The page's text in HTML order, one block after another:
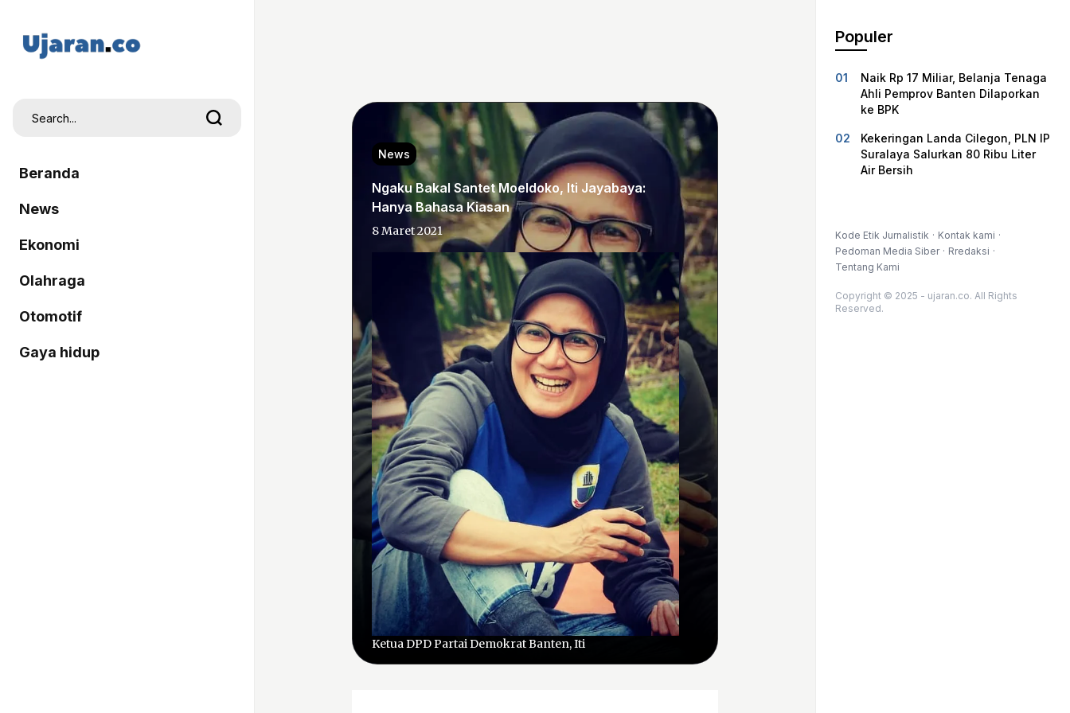
Beranda
News
Ekonomi
Olahraga
Otomotif
Gaya hidup
News
Ngaku Bakal Santet Moeldoko, Iti Jayabaya:
Hanya Bahasa Kiasan
8 Maret 2021
Ketua DPD Partai Demokrat Banten, Iti
Populer
Naik Rp 17 Miliar, Belanja Tenaga
Ahli Pemprov Banten Dilaporkan
ke BPK
Kekeringan Landa Cilegon, PLN IP
Suralaya Salurkan 80 Ribu Liter
Air Bersih
Kode Etik Jurnalistik
Kontak kami
Pedoman Media Siber
Rredaksi
Tentang Kami
Copyright © 2025 - ujaran.co. All Rights
Reserved.